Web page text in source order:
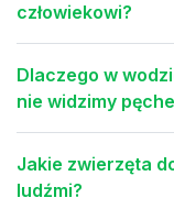
człowiekowi?
Dlaczego w
nie widzimy
Jakie zwierzęta
ludźmi?